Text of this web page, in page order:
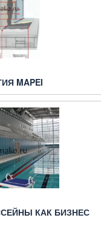
MAPEI
КАК БИЗНЕС